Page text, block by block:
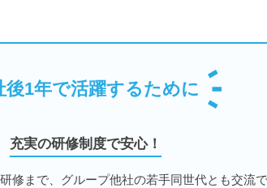
後1年で活躍するために
充実の研修制度で安心！
修まで、グループ他社の若手同世代とも交流